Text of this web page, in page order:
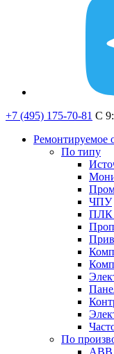
+7 (495) 175-70-81 C
Ремонтируемое
По типу
ЧПУ
ПЛК
По
ABB